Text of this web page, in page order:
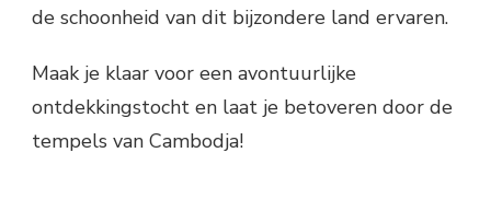
de schoonheid van dit bijzondere land ervaren.
Maak je klaar voor een avontuurlijke
ontdekkingstocht en laat je betoveren door de
tempels van Cambodja!